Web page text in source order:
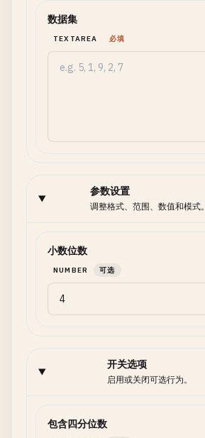
数据集
TEXTAREA 必填
参数设置
调整格式、范围、数值和模式。
小数位数
NUMBER 可选
开关选项
启用或关闭可选行为。
包含四分位数